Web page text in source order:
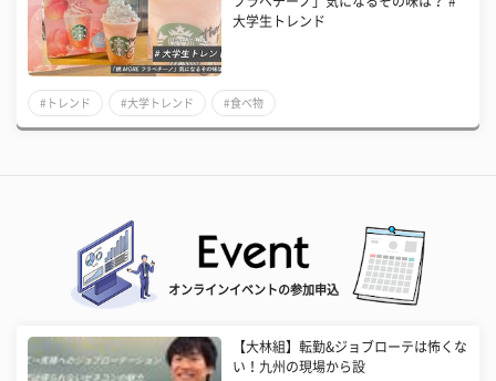
大学生トレンド
#トレンド #大学トレンド #食べ物
オンラインイベントの参加申込
【大林組】転勤&ジョブローテは怖くな
い！九州の現場から設